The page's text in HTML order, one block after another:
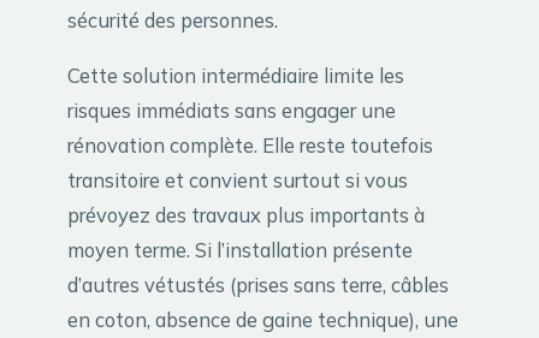
sécurité des personnes.
Cette solution intermédiaire limite les
risques immédiats sans engager une
rénovation complète. Elle reste toutefois
transitoire et convient surtout si vous
prévoyez des travaux plus importants à
moyen terme. Si l’installation présente
d’autres vétustés (prises sans terre, câbles
en coton, absence de gaine technique), une